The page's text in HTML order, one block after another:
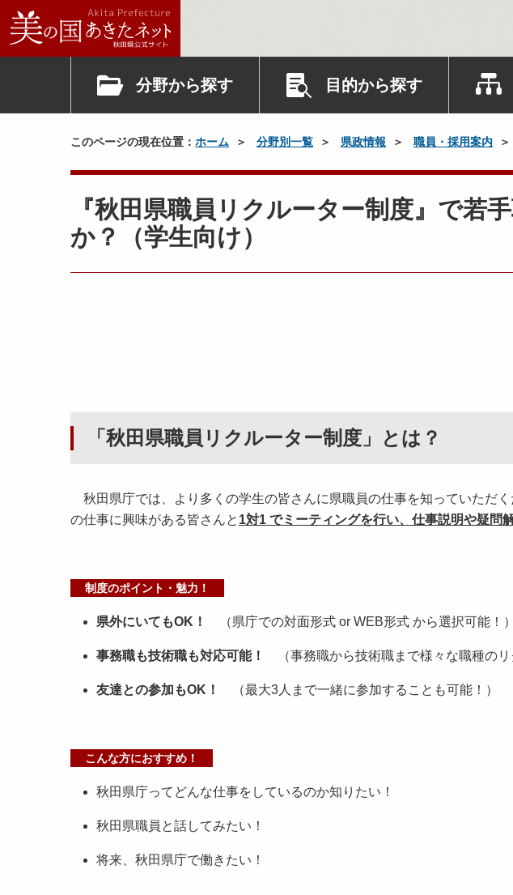
分野から探す 目的から探す
このページの現在位置： ホーム 分野別一覧 県政情報 職員・採用案内
『秋田県職員リクルーター制度』で若
か？（学生向け）
「秋田県職員リクルーター制度」とは？
秋田県庁では、より多くの学生の皆さんに県職員の仕事を知っていただ
の仕事に興味がある皆さんと 1対1 でミーティングを行い、仕事説明や疑問
制度のポイント・魅力！
県外にいてもOK！ （県庁での対面形式 or WEB形式 から選択可能！）
事務職も技術職も対応可能！ （事務職から技術職まで様々な職種の
友達との参加もOK！ （最大3人まで一緒に参加することも可能！）
こんな方におすすめ！
秋田県庁ってどんな仕事をしているのか知りたい！
秋田県職員と話してみたい！
将来、秋田県庁で働きたい！